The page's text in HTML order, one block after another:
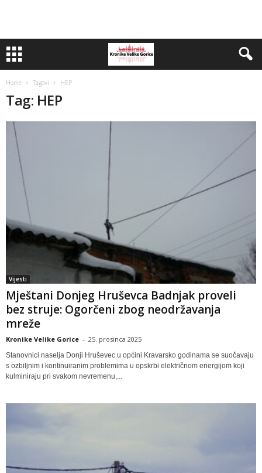
Home Tagovi HEP
Tag: HEP
Vijesti
Mještani Donjeg Hruševca Badnjak proveli
bez struje: Ogorčeni zbog neodržavanja
mreže
Kronike Velike Gorice - 25. prosinca 2025
Stanovnici naselja Donji Hruševec u općini Kravarsko godinama se suočavaju
s ozbiljnim i kontinuiranim problemima u opskrbi električnom energijom koji
kulminiraju pri svakom nevremenu,...